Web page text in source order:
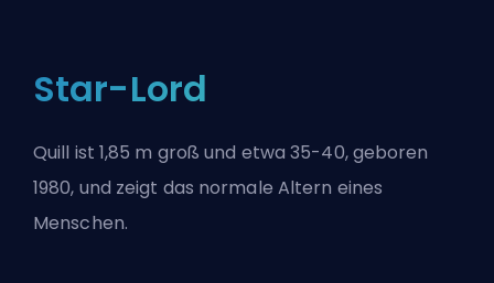
Star-Lord
Quill ist 1,85 m groß und etwa 35-40, geboren
1980, und zeigt das normale Altern eines
Menschen.